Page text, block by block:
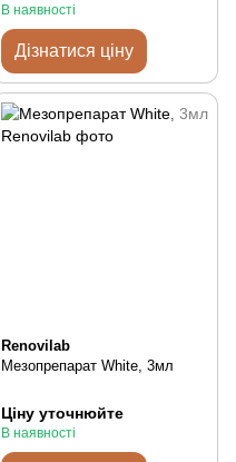
В наявності
Дізнатися ціну
Renovilab
Мезопрепарат White, 3мл
Ціну уточнюйте
В наявності